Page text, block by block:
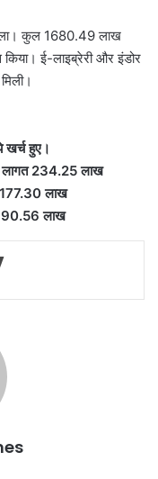
कुल 1680.49 लाख
ई-लाइब्रेरी और इंडोर
खर्च हुए।
लागत 234.25 लाख
177.30 लाख
90.56 लाख